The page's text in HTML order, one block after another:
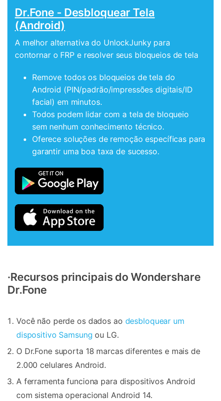
Dr.Fone - Desbloquear Tela
(Android)
A melhor alternativa do UnlockJunky para
contornar o FRP e resolver seus bloqueios de tela
Remove todos os bloqueios de tela do
Android (PIN/padrão/impressões digitais/ID
facial) em minutos.
Todos podem lidar com a tela de bloqueio
sem nenhum conhecimento técnico.
Oferece soluções de remoção específicas para
garantir uma boa taxa de sucesso.
·Recursos principais do Wondershare
Dr.Fone
Você não perde os dados ao desbloquear um
dispositivo Samsung ou LG.
O Dr.Fone suporta 18 marcas diferentes e mais de
2.000 celulares Android.
A ferramenta funciona para dispositivos Android
com sistema operacional Android 14.